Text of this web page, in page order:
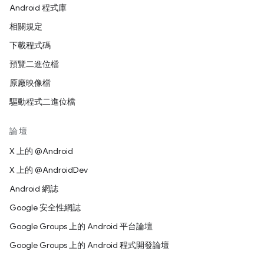
Android 程式庫
相關規定
下載程式碼
預覽二進位檔
原廠映像檔
驅動程式二進位檔
論壇
X 上的 @Android
X 上的 @AndroidDev
Android 網誌
Google 安全性網誌
Google Groups 上的 Android 平台論壇
Google Groups 上的 Android 程式開發論壇